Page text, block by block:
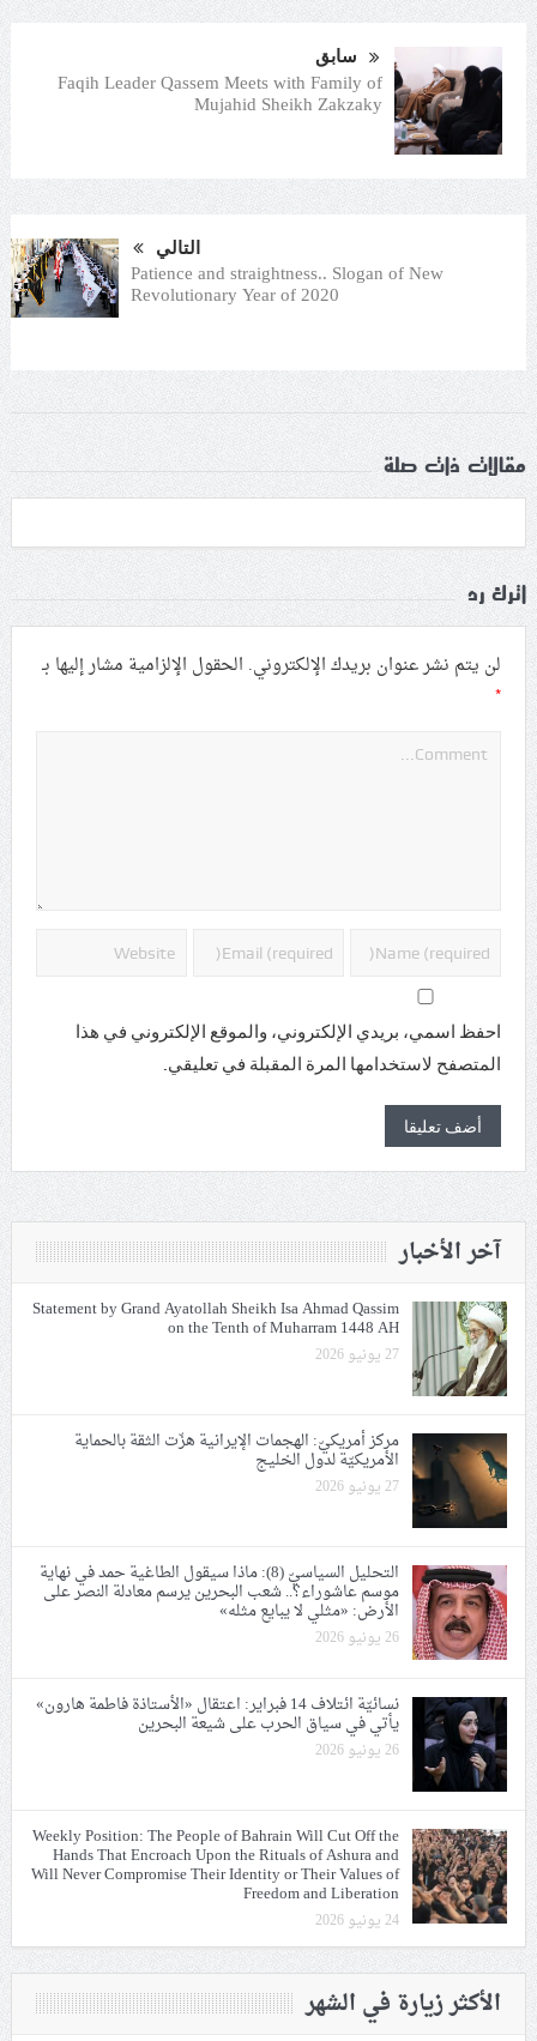
سابق
Faqih Leader Qassem Meets with Family of
Mujahid Sheikh Zakzaky
التالي
Patience and straightness.. Slogan of New
Revolutionary Year of 2020
مقالات ذات صلة
اترك رد
لن يتم نشر عنوان بريدك الإلكتروني. الحقول الإلزامية مشار إليها بـ
*
احفظ اسمي، بريدي الإلكتروني، والموقع الإلكتروني في هذا
المتصفح لاستخدامها المرة المقبلة في تعليقي.
آخر الأخبار
Statement by Grand Ayatollah Sheikh Isa Ahmad Qassim
on the Tenth of Muharram 1448 AH
27 يونيو 2026
مركز أمريكيّ: الهجمات الإيرانية هزّت الثقة بالحماية
الأمريكيّة لدول الخليج
27 يونيو 2026
التحليل السياسيّ (8): ماذا سيقول الطاغية حمد في نهاية
موسم عاشوراء؟.. شعب البحرين يرسم معادلة النصر على
الأرض: «مثلي لا يبايع مثله»
26 يونيو 2026
نسائيّة ائتلاف 14 فبراير: اعتقال «الأستاذة فاطمة هارون»
يأتي في سياق الحرب على شيعة البحرين
26 يونيو 2026
Weekly Position: The People of Bahrain Will Cut Off the
Hands That Encroach Upon the Rituals of Ashura and
Will Never Compromise Their Identity or Their Values of
Freedom and Liberation
24 يونيو 2026
الأكثر زيارة في الشهر